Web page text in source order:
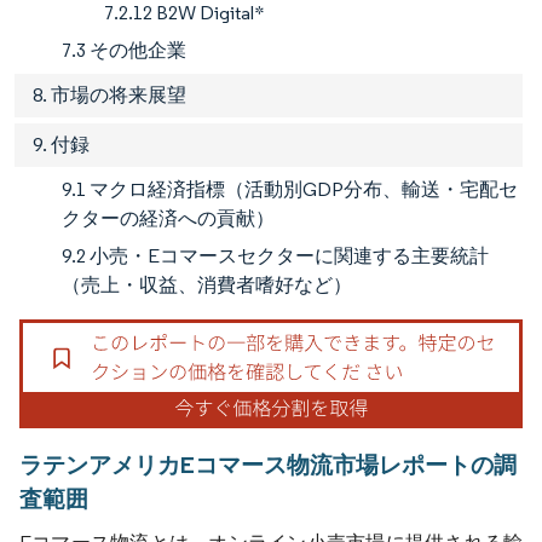
7.2.12 B2W Digital*
7.3 その他企業
8. 市場の将来展望
9. 付録
9.1 マクロ経済指標（活動別GDP分布、輸送・宅配セ
クターの経済への貢献）
9.2 小売・Eコマースセクターに関連する主要統計
（売上・収益、消費者嗜好など）
ラテンアメリカEコマース物流市場レポートの調
査範囲